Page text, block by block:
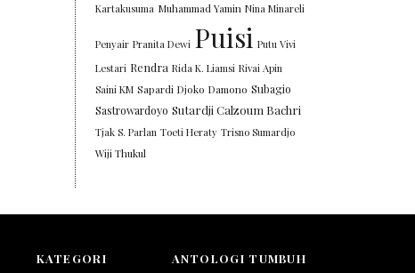
Kartakusuma Muhammad Yamin Nina Minareli
Penyair Pranita Dewi Puisi Putu Vivi
Lestari Rendra Rida K. Liamsi Rivai Apin
Saini KM Sapardi Djoko Damono Subagio
Sastrowardoyo Sutardji Calzoum Bachri
Tjak S. Parlan Toeti Heraty Trisno Sumardjo
Wiji Thukul
KATEGORI
ANTOLOGI TUMBUH